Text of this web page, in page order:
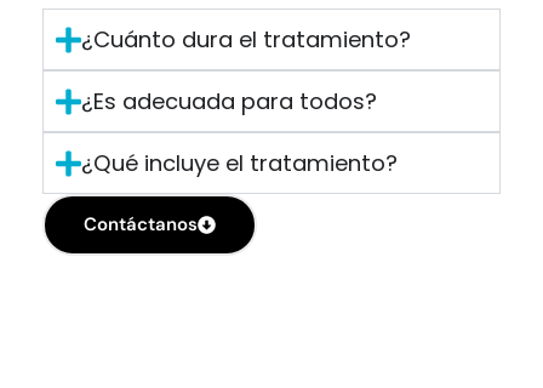
¿Cuánto dura el tratamiento?
¿Es adecuada para todos?
¿Qué incluye el tratamiento?
Contáctanos